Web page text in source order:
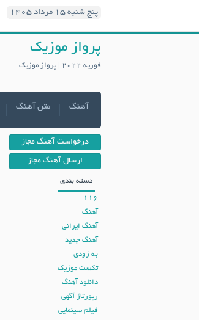
پنج شنبه ۱۵ مرداد ۱۴۰۵
پرواز موزیک
فوریه 2022 | پرواز موزیک
آهنگ متن آهنگ
درخواست آهنگ مجاز
ارسال آهنگ مجاز
دسته بندی
116
آهنگ
آهنگ ایرانی
آهنگ جدید
به زودی
تکست موزیک
دانلود آهنگ
رپورتاژ آگهی
فیلم سینمایی